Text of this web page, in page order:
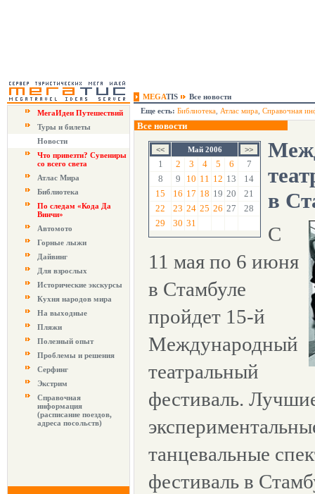
MEGATIS
Все новости
МегаИдеи Путешествий
Туры и билеты
Новости
Что привезти? Сувениры
со всего света
Атлас Мира
Библиотека
По следам «Кода Да
Винчи»
Автомото
Горные лыжи
Дайвинг
Для взрослых
Исторические экскурсы
Кухня народов мира
На выходные
Пляжи
Полезный опыт
Проблемы и решения
Серфинг
Экстрим
Справочная
информация
(расписание поездов,
адреса посольств)
Еще есть: Библиотека Атлас мира Справочная
Все новости
Май 2006
1 2 3 4 5 6
7
8
9 10 11 12 13
14
15
16 17 18 19 20
21
22
23 24 25 26 27
28
29
30 31
в
С
11 мая по 6 июня
в Стамбуле
пройдет 15-й
Международный
театральный
фестиваль.
танцевальные
фестиваль в